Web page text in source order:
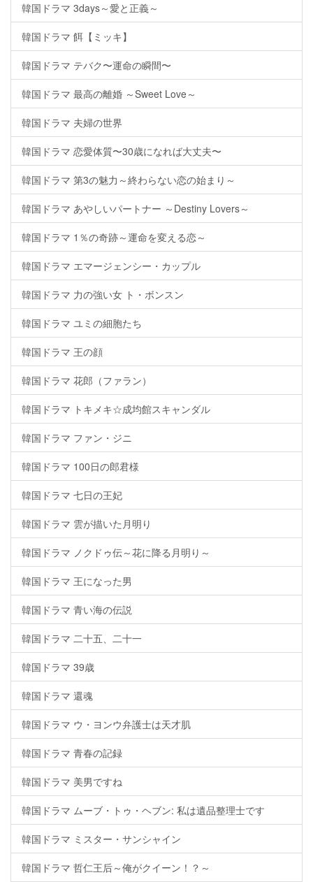
韓国ドラマ 3days～愛と正義～
韓国ドラマ 餌【ミッキ】
韓国ドラマ テバク〜運命の瞬間〜
韓国ドラマ 最高の離婚 ～Sweet Love～
韓国ドラマ 夫婦の世界
韓国ドラマ 恋愛体質〜30歳になれば大丈夫〜
韓国ドラマ 第3の魅力～終わらない恋の始まり～
韓国ドラマ あやしいパートナー ～Destiny Lovers～
韓国ドラマ 1％の奇跡～運命を変える恋～
韓国ドラマ エマージェンシー・カップル
韓国ドラマ 力の強い女 ト・ボンスン
韓国ドラマ ユミの細胞たち
韓国ドラマ 王の顔
韓国ドラマ 花郎（ファラン）
韓国ドラマ トキメキ☆成均館スキャンダル
韓国ドラマ ファン・ジニ
韓国ドラマ 100日の郎君様
韓国ドラマ 七日の王妃
韓国ドラマ 雲が描いた月明り
韓国ドラマ ノクドゥ伝～花に降る月明り～
韓国ドラマ 王になった男
韓国ドラマ 青い海の伝説
韓国ドラマ 二十五、二十一
韓国ドラマ 39歳
韓国ドラマ 還魂
韓国ドラマ ウ・ヨンウ弁護士は天才肌
韓国ドラマ 青春の記録
韓国ドラマ 美男ですね
韓国ドラマ ムーブ・トゥ・ヘブン: 私は遺品整理士です
韓国ドラマ ミスター・サンシャイン
韓国ドラマ 哲仁王后～俺がクイーン！？～